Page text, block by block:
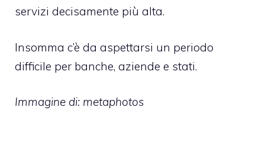
servizi decisamente più alta.
Insomma c’è da aspettarsi un periodo
difficile per banche, aziende e stati.
Immagine di: metaphotos